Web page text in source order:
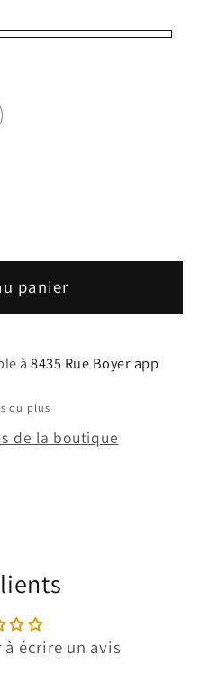
panier
à8435 Rue Boyer app
ou plus
de la boutique
à écrire un avis